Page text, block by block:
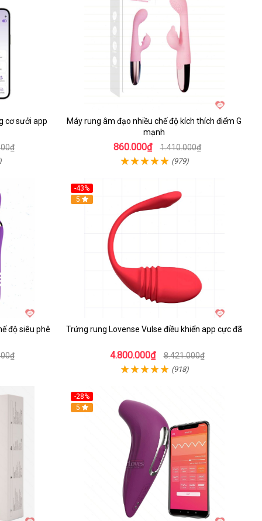
cơ sưởi app
Máy rung âm đạo nhiều chế độ kích thích điểm G
mạnh
860.000₫ 1.410.000₫
(979)
độ siêu phê
-43%
Hot
5
Trứng rung Lovense Vulse điều khiển app cực đã
4.800.000₫ 8.421.000₫
(918)
-28%
Hot
5